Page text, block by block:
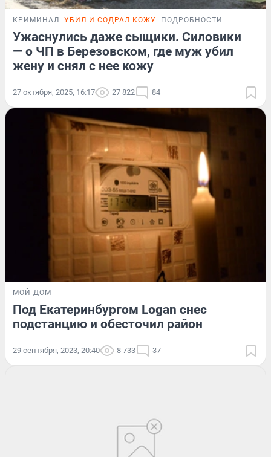
КРИМИНАЛ УБИЛ И СОДРАЛ КОЖУ ПОДРОБНОСТИ
Ужаснулись даже сыщики. Силовики
— о ЧП в Березовском, где муж убил
жену и снял с нее кожу
27 октября, 2025, 16:17 27 822 84
МОЙ ДОМ
Под Екатеринбургом Logan снес
подстанцию и обесточил район
29 сентября, 2023, 20:40 8 733 37